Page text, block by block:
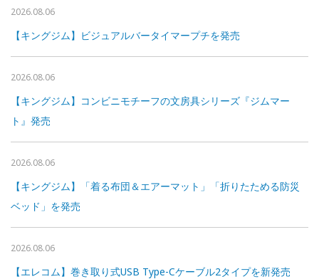
2026.08.06
【キングジム】ビジュアルバータイマープチを発売
2026.08.06
【キングジム】コンビニモチーフの文房具シリーズ『ジムマー
ト』発売
2026.08.06
【キングジム】「着る布団＆エアーマット」「折りたためる防災
ベッド」を発売
2026.08.06
【エレコム】巻き取り式USB Type-Cケーブル2タイプを新発売